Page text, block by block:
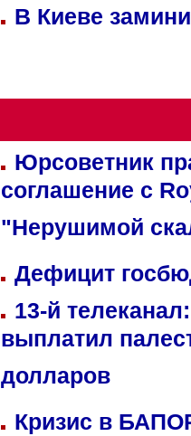
В Киеве
Юрсоветник
соглашение с
"Нерушимой
Дефицит
13-й
выплатил
долларов
Кризис в